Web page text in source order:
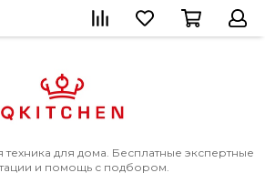
техника для дома. Бесплатные экспертные
и помощь с подбором.